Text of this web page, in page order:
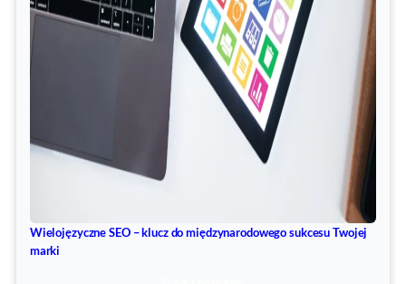
Wielojęzyczne SEO – klucz do międzynarodowego sukcesu Twojej
marki